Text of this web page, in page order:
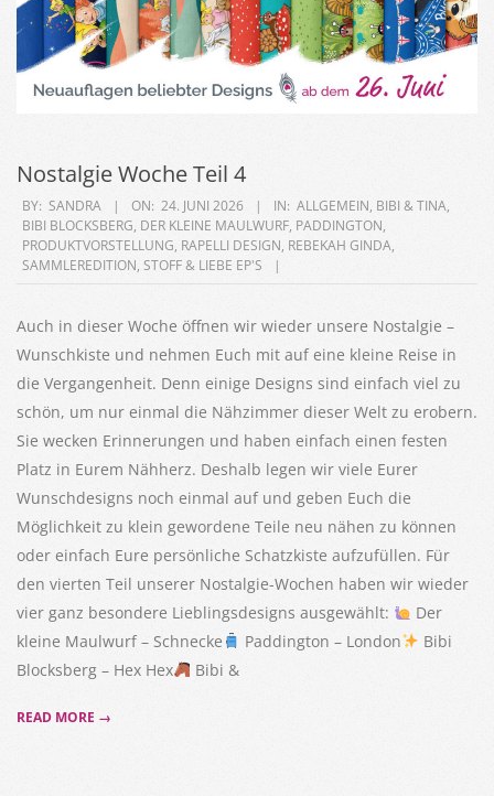
Nostalgie Woche Teil 4
2026-
06-
24
BY: SANDRA ON: 24. JUNI 2026 IN: ALLGEMEIN, BIBI & TINA,
BIBI BLOCKSBERG, DER KLEINE MAULWURF, PADDINGTON,
PRODUKTVORSTELLUNG, RAPELLI DESIGN, REBEKAH GINDA,
SAMMLEREDITION, STOFF & LIEBE EP'S
Auch in dieser Woche öffnen wir wieder unsere Nostalgie –
Wunschkiste und nehmen Euch mit auf eine kleine Reise in
die Vergangenheit. Denn einige Designs sind einfach viel zu
schön, um nur einmal die Nähzimmer dieser Welt zu erobern.
Sie wecken Erinnerungen und haben einfach einen festen
Platz in Eurem Nähherz. Deshalb legen wir viele Eurer
Wunschdesigns noch einmal auf und geben Euch die
Möglichkeit zu klein gewordene Teile neu nähen zu können
oder einfach Eure persönliche Schatzkiste aufzufüllen. Für
den vierten Teil unserer Nostalgie-Wochen haben wir wieder
vier ganz besondere Lieblingsdesigns ausgewählt:
Der
kleine Maulwurf – Schnecke
Paddington – London
Bibi
Blocksberg – Hex Hex
Bibi &
READ MORE →